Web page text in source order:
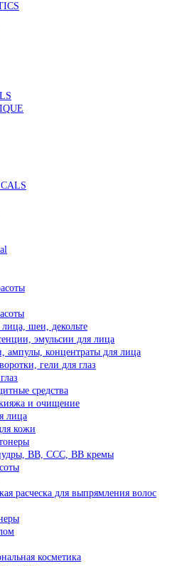
шеи, декольте
эмульсии для лица
ампулы, концентраты для лица
гели для глаз
средства
и очищение
лица
кожи
ВВ, ССС, ВВ кремы
расческа для выпрямления волос
косметика